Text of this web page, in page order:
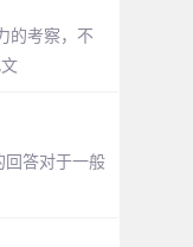
的考察，不
回答对于一般